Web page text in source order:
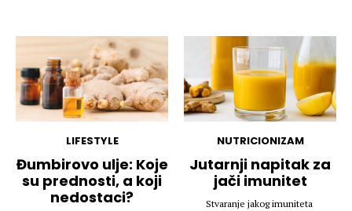
LIFESTYLE
Đumbirovo ulje: Koje
su prednosti, a koji
nedostaci?
NUTRICIONIZAM
Jutarnji napitak za
jači imunitet
Stvaranje jakog imuniteta